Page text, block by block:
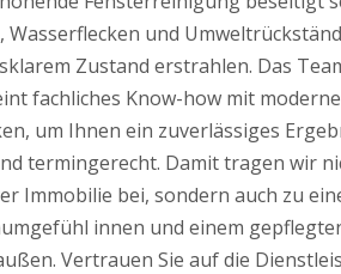
Wasserflecken und
Zustand erstrahlen. Das
fachliches Know-how mit
um Ihnen ein zuverlässiges
termingerecht. Damit tragen wir
Immobilie bei, sondern auch zu
innen und einem
Vertrauen Sie auf die